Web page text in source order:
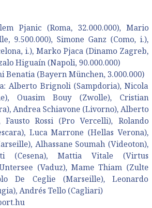
Pjanic (Roma, 32.000.000), Mario
9.500.000), Simone Ganz (Como, i.),
i.), Marko Pjaca (Dinamo Zagreb,
Higuaín (Napoli, 90.000.000)
Benatia (Bayern München, 3.000.000)
Alberto Brignoli (Sampdoria), Nicola
Ouasim Bouy (Zwolle), Cristian
Andrea Schiavone (Livorno), Alberto
Rossi (Pro Vercelli), Rolando
Luca Marrone (Hellas Verona),
Alhassane Soumah (Videoton),
(Cesena), Mattia Vitale (Virtus
(Vaduz), Mame Thiam (Zulte
De Ceglie (Marseille), Leonardo
Andrés Tello (Cagliari)